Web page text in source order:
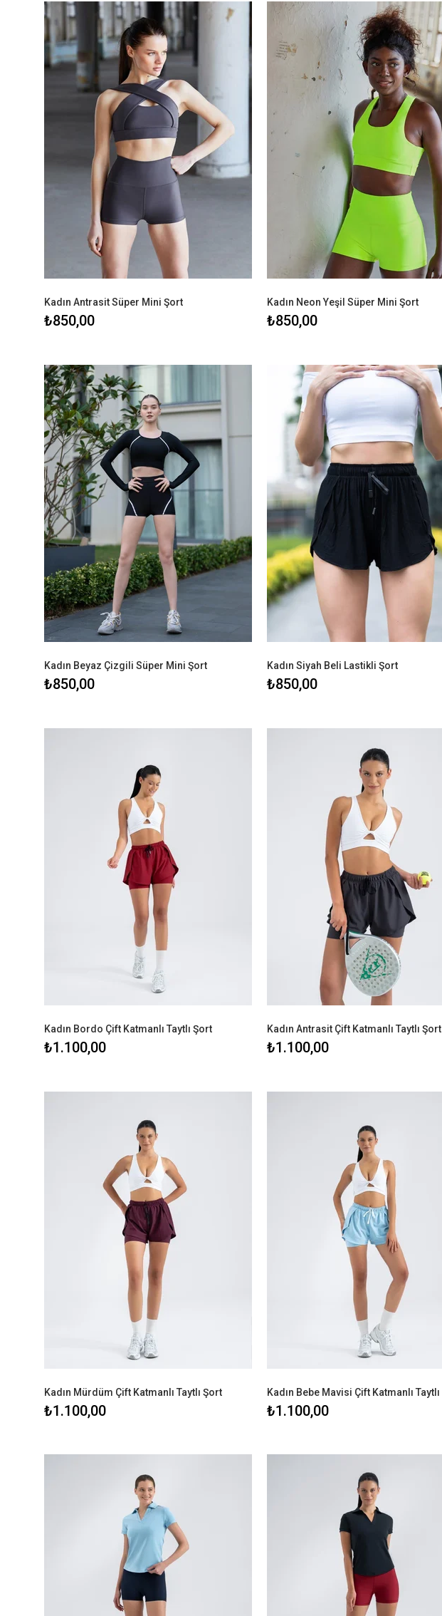
Kadın Antrasit Süper Mini Şort
₺850,00
Kadın Neon Yeşil Süper Mini Şort
₺850,00
Kadın Beyaz Çizgili Süper Mini Şort
₺850,00
Kadın Siyah Beli Lastikli Şort
₺850,00
Kadın Bordo Çift Katmanlı Taytlı Şort
₺1.100,00
Kadın Antrasit Çift Katmanlı Taytlı Şort
₺1.100,00
Kadın Mürdüm Çift Katmanlı Taytlı Şort
₺1.100,00 ₺1.100,00